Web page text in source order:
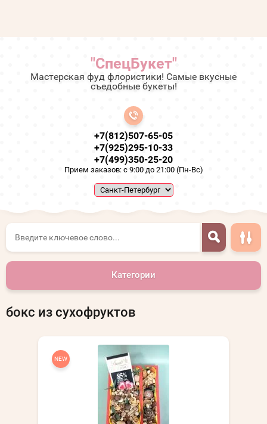
"СпецБукет"
Мастерская фуд флористики! Самые вкусные
съедобные букеты!
+7(812)507-65-05
+7(925)295-10-33
+7(499)350-25-20
Прием заказов: с 9:00 до 21:00 (Пн-Вс)
Категории
бокс из сухофруктов
NEW